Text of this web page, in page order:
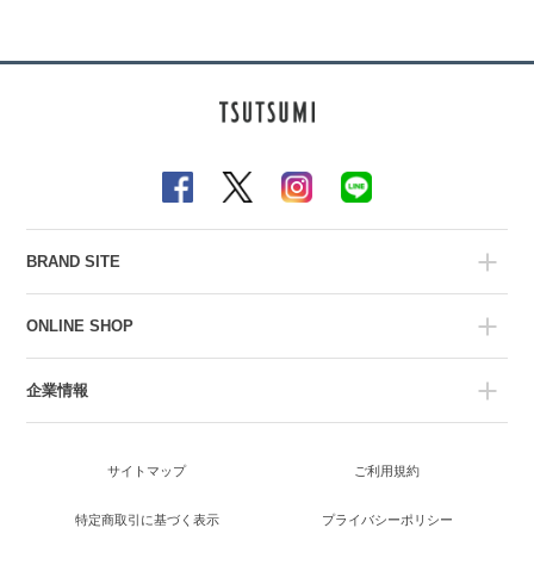
BRAND SITE
ONLINE SHOP
企業情報
サイトマップ ご利用規約
特定商取引に基づく表示 プライバシーポリシー